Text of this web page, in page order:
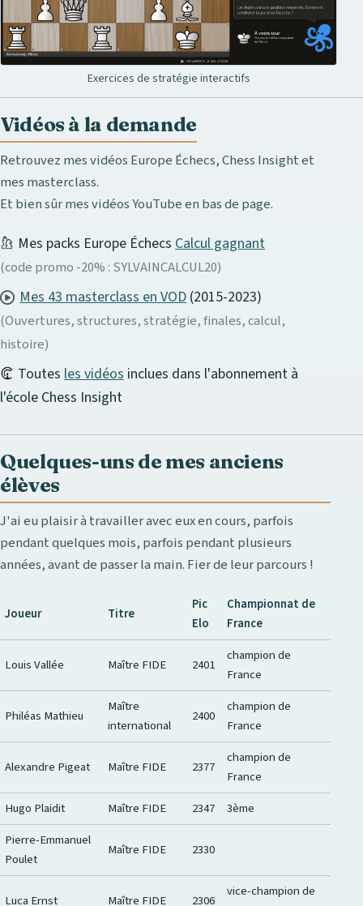
Exercices de stratégie interactifs
Vidéos à la demande
Retrouvez mes vidéos Europe Échecs, Chess Insight et
mes masterclass.
Et bien sûr mes vidéos YouTube en bas de page.
Mes packs Europe ÉchecsCalcul gagnant
(code promo -20% : SYLVAINCALCUL20)
Mes 43 masterclass en VOD(2015-2023)
(Ouvertures, structures, stratégie, finales, calcul,
histoire)
Toutesles vidéosinclues dans l'abonnement à
l'école Chess Insight
Quelques-uns de mes anciens
élèves
J'ai eu plaisir à travailler avec eux en cours, parfois
pendant quelques mois, parfois pendant plusieurs
années, avant de passer la main. Fier de leur parcours !
Joueur Titre
Pic
Elo
Championnat de
France
Louis Vallée Maître FIDE 2401
champion de
France
Philéas Mathieu
Maître
international
2400
champion de
France
Alexandre Pigeat Maître FIDE 2377
champion de
France
Hugo Plaidit
Maître FIDE 2347
3ème
Pierre-Emmanuel
Poulet
Maître FIDE 2330
Luca Ernst Maître FIDE 2306
vice-champion de